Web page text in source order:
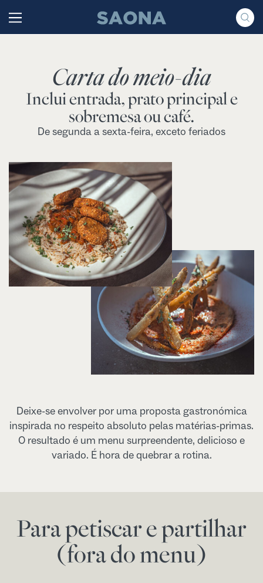
Grupo Saona
Carta do meio-dia
Inclui entrada, prato principal e
sobremesa ou café.
De segunda a sexta-feira, exceto feriados
Deixe-se envolver por uma proposta gastronómica
inspirada no respeito absoluto pelas matérias-primas.
O resultado é um menu surpreendente, delicioso e
variado. É hora de quebrar a rotina.
Para petiscar e partilhar
(fora do menu)